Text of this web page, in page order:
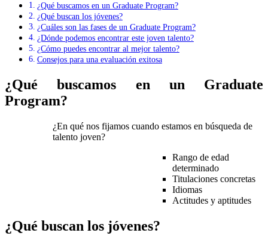
¿Qué buscamos en un Graduate Program?
¿Qué buscan los jóvenes?
¿Cuáles son las fases de un Graduate Program?
¿Dónde podemos encontrar este joven talento?
¿Cómo puedes encontrar al mejor talento?
Consejos para una evaluación exitosa
¿Qué buscamos en un Graduate
Program?
¿En qué nos fijamos cuando estamos en búsqueda de
talento joven?
Rango de edad
determinado
Titulaciones concretas
Idiomas
Actitudes y aptitudes
¿Qué buscan los jóvenes?